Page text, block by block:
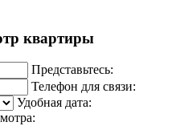
квартиры
Представьтесь:
Телефон для связи:
Удобная дата: